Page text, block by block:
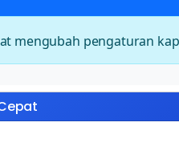
mengubah pengaturan